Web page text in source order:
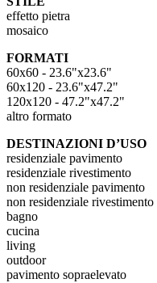
effetto pietra
mosaico
FORMATI
60x60 - 23.6"x23.6"
60x120 - 23.6"x47.2"
120x120 - 47.2"x47.2"
altro formato
DESTINAZIONI D’USO
residenziale pavimento
residenziale rivestimento
non residenziale pavimento
non residenziale rivestimento
bagno
cucina
living
outdoor
pavimento sopraelevato